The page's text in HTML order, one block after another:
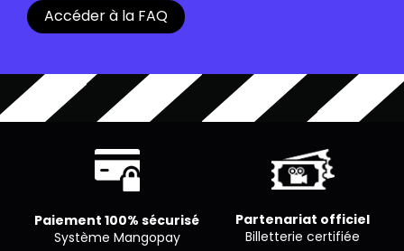
pour un nombre limité de places. Chaque cinéma
est libre de proposer le nombre de places qu’il
Accéder à la FAQ
Paiement 100% sécurisé
Système Mangopay
Partenariat officiel
Billetterie certifiée